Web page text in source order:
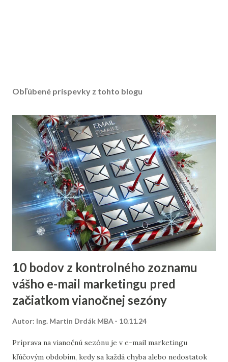
Obľúbené príspevky z tohto blogu
10 bodov z kontrolného zoznamu
vášho e-mail marketingu pred
začiatkom vianočnej sezóny
Autor: Ing. Martin Drdák MBA 10.11.24
Príprava na vianočnú sezónu je v e-mail marketingu
kľúčovým obdobím, kedy sa každá chyba alebo nedostatok